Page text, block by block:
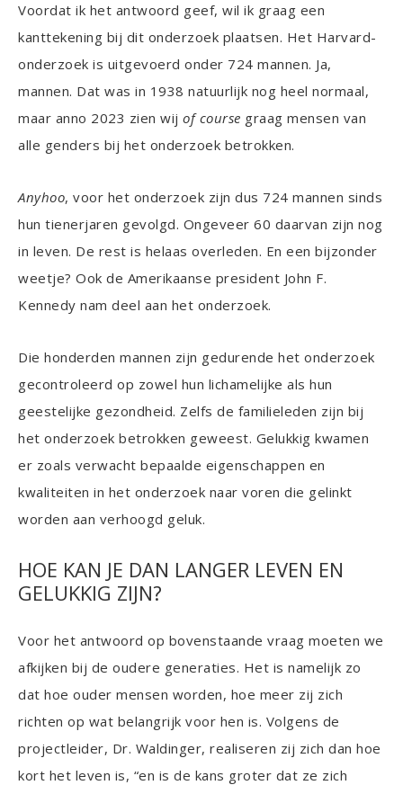
Voordat ik het antwoord geef, wil ik graag een
kanttekening bij dit onderzoek plaatsen. Het Harvard-
onderzoek is uitgevoerd onder 724 mannen. Ja,
mannen. Dat was in 1938 natuurlijk nog heel normaal,
maar anno 2023 zien wij of course graag mensen van
alle genders bij het onderzoek betrokken.
Anyhoo, voor het onderzoek zijn dus 724 mannen sinds
hun tienerjaren gevolgd. Ongeveer 60 daarvan zijn nog
in leven. De rest is helaas overleden. En een bijzonder
weetje? Ook de Amerikaanse president John F.
Kennedy nam deel aan het onderzoek.
Die honderden mannen zijn gedurende het onderzoek
gecontroleerd op zowel hun lichamelijke als hun
geestelijke gezondheid. Zelfs de familieleden zijn bij
het onderzoek betrokken geweest. Gelukkig kwamen
er zoals verwacht bepaalde eigenschappen en
kwaliteiten in het onderzoek naar voren die gelinkt
worden aan verhoogd geluk.
HOE KAN JE DAN LANGER LEVEN EN
GELUKKIG ZIJN?
Voor het antwoord op bovenstaande vraag moeten we
afkijken bij de oudere generaties. Het is namelijk zo
dat hoe ouder mensen worden, hoe meer zij zich
richten op wat belangrijk voor hen is. Volgens de
projectleider, Dr. Waldinger, realiseren zij zich dan hoe
kort het leven is, “en is de kans groter dat ze zich